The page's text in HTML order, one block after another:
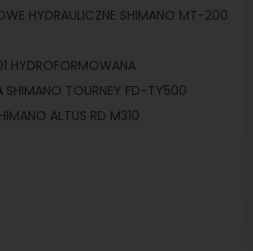
HYDRAULICZNE SHIMANO MT-200
HYDROFORMOWANA
SHIMANO TOURNEY FD-TY500
ALTUS RD M310